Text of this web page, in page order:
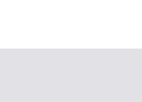
; la première est